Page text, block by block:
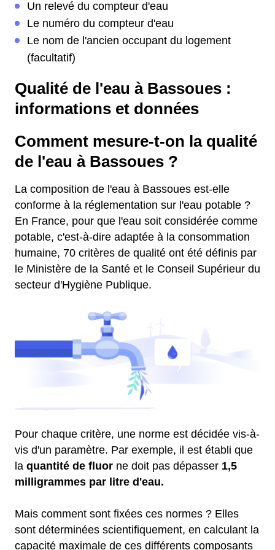
Un relevé du compteur d'eau
Le numéro du compteur d'eau
Le nom de l'ancien occupant du logement
(facultatif)
Qualité de l'eau à Bassoues :
informations et données
Comment mesure-t-on la qualité
de l'eau à Bassoues ?
La composition de l'eau à Bassoues est-elle
conforme à la réglementation sur l'eau potable ?
En France, pour que l'eau soit considérée comme
potable, c'est-à-dire adaptée à la consommation
humaine, 70 critères de qualité ont été définis par
le Ministère de la Santé et le Conseil Supérieur du
secteur d'Hygiène Publique.
Pour chaque critère, une norme est décidée vis-à-
vis d'un paramètre. Par exemple, il est établi que
la quantité de fluor ne doit pas dépasser 1,5
milligrammes par litre d'eau.
Mais comment sont fixées ces normes ? Elles
sont déterminées scientifiquement, en calculant la
capacité maximale de ces différents composants